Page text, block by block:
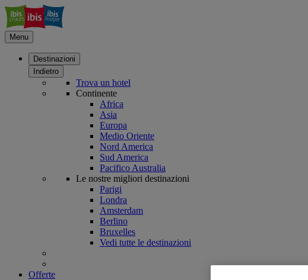
Menu
Destinazioni
Indietro
Trova un hotel
Continente
Africa
Asia
Europa
Medio Oriente
Nord America
Sud America
Pacifico Australia
Le nostre migliori destinazioni
Parigi
Londra
Amsterdam
Berlino
Bruxelles
Vedi tutte le destinazioni
Offerte